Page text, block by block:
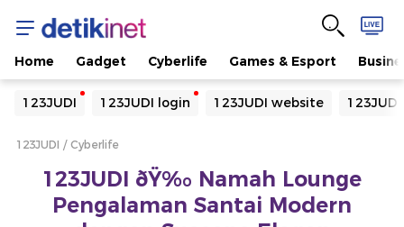
Home Gadget Cyberlife Games & Esport
123JUDI 123JUDI login 123JUDI website
Yang sedang ramai dicari
Loading...
Terakhir yang dicari
Loading...
123JUDI Cyberlife
123JUDI ðŸ‰ Namah Lounge
Pengalaman Santai Modern